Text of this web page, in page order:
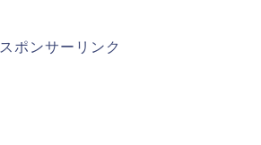
スポンサーリンク